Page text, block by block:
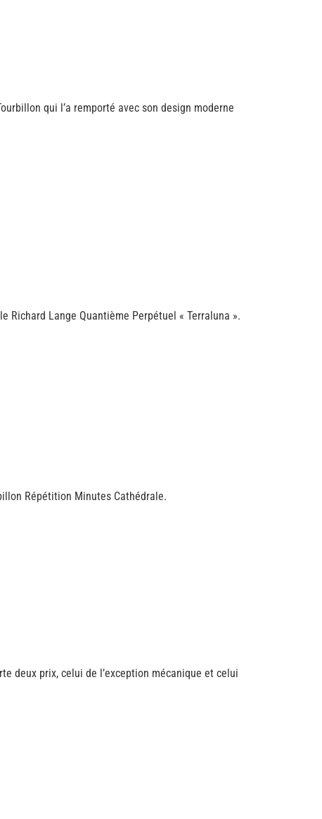
qui l’a remporté avec son design moderne
Richard Lange Quantième Perpétuel « Terraluna ».
Répétition Minutes Cathédrale.
deux prix, celui de l’exception mécanique et celui